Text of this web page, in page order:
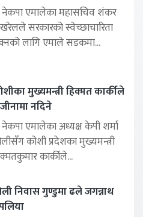
नेकपा एमालेका महासचिव शंकर
सरकारको स्वेच्छाचारिता
लागि एमाले सडकमा...
मुख्यमन्त्री हिक्मत कार्कीले
नदिने
नेकपा एमालेका अध्यक्ष केपी शर्मा
कोशी प्रदेशका मुख्यमन्त्री
कार्कीले...
निवास गुण्डुमा ढले जगन्नाथ